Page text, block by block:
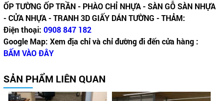
ỐP TƯỜNG ỐP TRẦN - PHÀO CHỈ NHỰA - SÀN GỖ SÀN NHỰA
- CỬA NHỰA - TRANH 3D GIẤY DÁN TƯỜNG - THẢM:
Điện thoại: 0908 847 182
Google Map: Xem địa chỉ và chỉ đường đi đến cửa hàng :
BẤM VÀO ĐÂY
SẢN PHẨM LIÊN QUAN